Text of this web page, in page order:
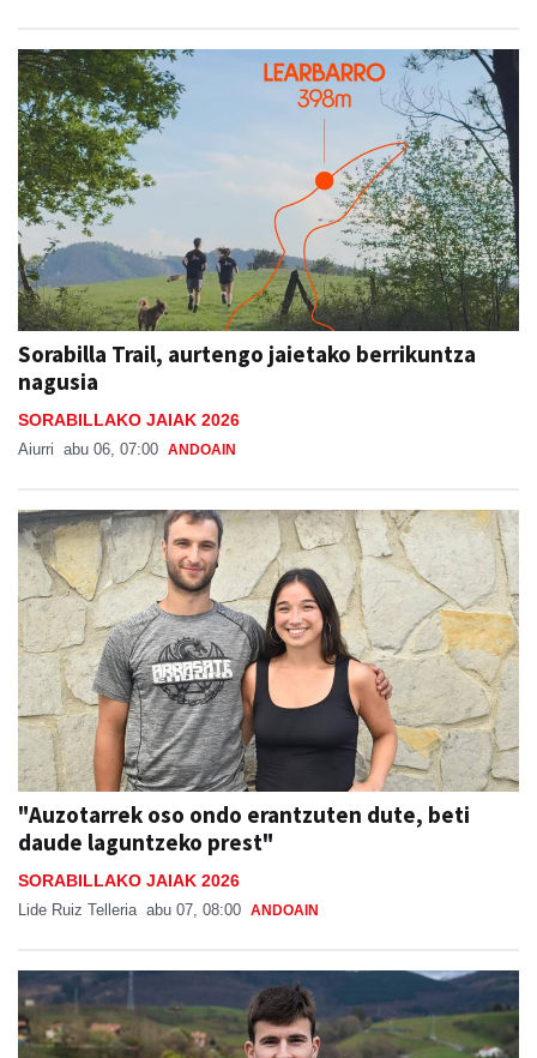
Sorabilla Trail, aurtengo jaietako berrikuntza
nagusia
SORABILLAKO JAIAK 2026
Aiurri abu 06, 07:00 ANDOAIN
"Auzotarrek oso ondo erantzuten dute, beti
daude laguntzeko prest"
SORABILLAKO JAIAK 2026
Lide Ruiz Telleria abu 07, 08:00 ANDOAIN